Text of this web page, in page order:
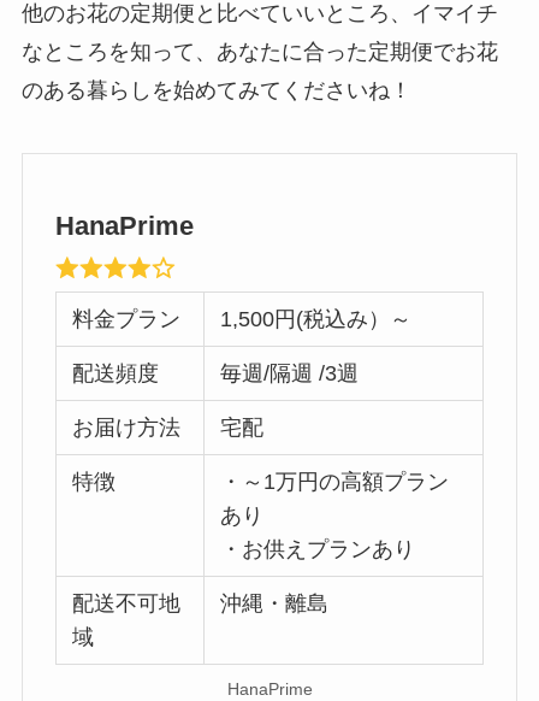
他のお花の定期便と比べていいところ、イマイチ
なところを知って、あなたに合った定期便でお花
のある暮らしを始めてみてくださいね！
HanaPrime
料金プラン 1,500円(税込み）～
配送頻度 毎週/隔週 /3週
お届け方法 宅配
特徴
・～1万円の高額プラン
あり
・お供えプランあり
配送不可地
域
沖縄・離島
HanaPrime